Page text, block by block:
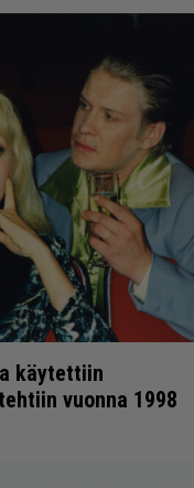
käytettiin
vuonna 1998